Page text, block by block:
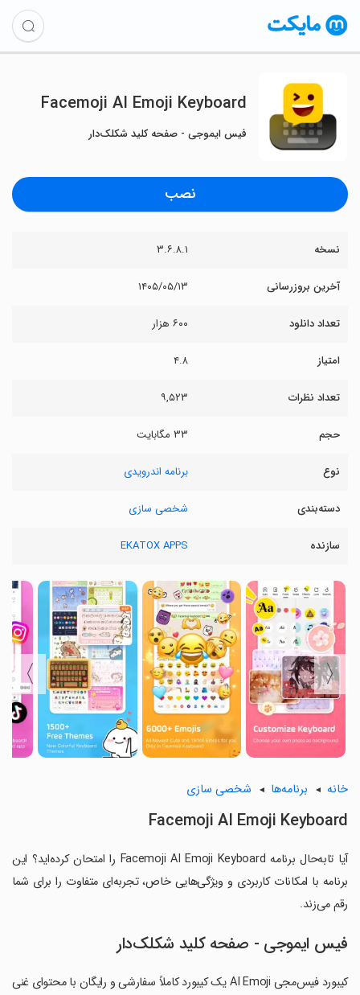
Facemoji AI Emoji Keyboard
فیس ایموجی - صفحه کلید شکلک‌دار
نصب
نسخه ۳.۶.۸.۱
آخرین بروزرسانی ۱۴۰۵/۰۵/۱۳
تعداد دانلود ۶۰۰ هزار
امتیاز ۴.۸
تعداد نظرات ۹,۵۲۳
حجم ۳۳ مگابایت
نوع برنامه اندرویدی
دسته‌بندی شخصی سازی
سازنده EKATOX APPS
〈
〉
خانه برنامه‌ها شخصی سازی
Facemoji AI Emoji Keyboard
آیا تابه‌حال برنامه Facemoji AI Emoji Keyboard را امتحان کرده‌اید؟ این
برنامه با امکانات کاربردی و ویژگی‌هایی خاص، تجربه‌ای متفاوت را برای شما
رقم می‌زند.
فیس ایموجی - صفحه کلید شکلک‌دار
کیبورد فیس‌مجی AI Emoji یک کیبورد کاملاً سفارشی و رایگان با محتوای غنی